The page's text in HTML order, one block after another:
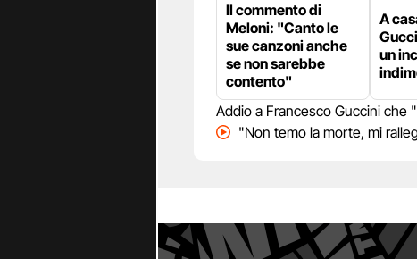
Il commento di
Meloni: "Canto le
sue canzoni anche
se non sarebbe
contento"
A
un
Addio a Francesco Guccini che
"Non temo la morte, mi